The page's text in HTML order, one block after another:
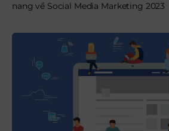
nang về Social Media Marketing 2023